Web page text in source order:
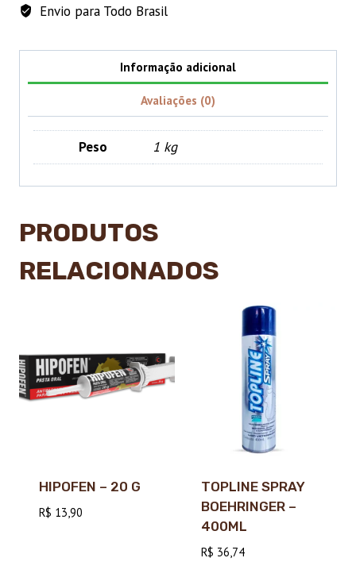
Envio para Todo Brasil
Informação adicional
Avaliações (0)
Peso 1 kg
PRODUTOS
RELACIONADOS
HIPOFEN – 20 G
R$ 13,90
TOPLINE SPRAY
BOEHRINGER –
400ML
R$ 36,74